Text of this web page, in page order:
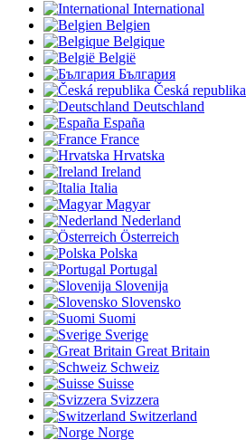
International
Belgien
Belgique
België
България
Česká republika
Deutschland
España
France
Hrvatska
Ireland
Italia
Magyar
Nederland
Österreich
Polska
Portugal
Slovenija
Slovensko
Suomi
Sverige
Great Britain
Schweiz
Suisse
Svizzera
Switzerland
Norge